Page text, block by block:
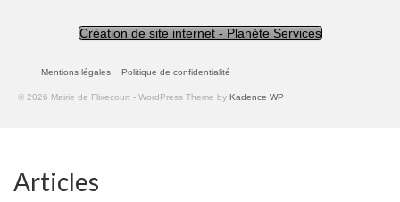
Création de site internet - Planète Services
Mentions légales Politique de confidentialité
© 2026 Mairie de Flixecourt - WordPress Theme by Kadence WP
Articles